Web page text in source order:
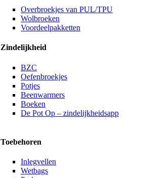
Overbroekjes van PUL/TPU
Wolbroeken
Voordeelpakketten
Zindelijkheid
BZC
Oefenbroekjes
Potjes
Beenwarmers
Boeken
De Pot Op – zindelijkheidsapp
Toebehoren
Inlegvellen
Wetbags